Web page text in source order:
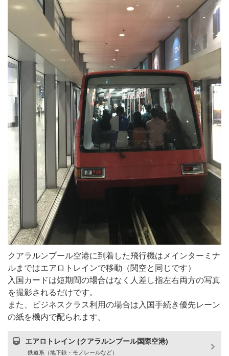
クアラルンプール空港に到着した飛行機はメインターミナ
ルまではエアロトレインで移動（関空と同じです）
入国カードは短期間の場合はなく人差し指左右両方の写真
を撮影されるだけです。
また、ビジネスクラス利用の場合は入国手続き優先レーン
の紙を機内で配られます。
エアロトレイン (クアラルンプール国際空港)
鉄道系（地下鉄・モノレールなど）